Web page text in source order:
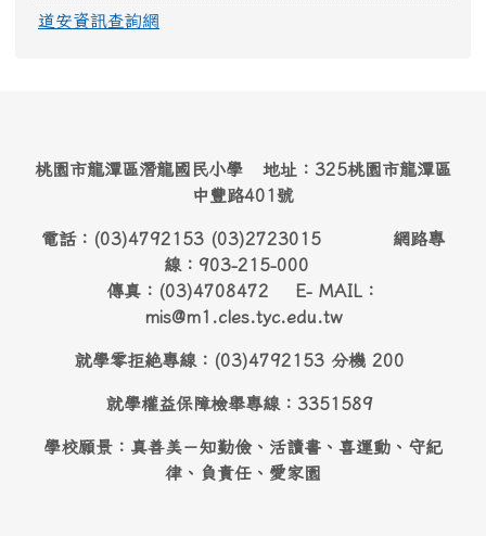
道安資訊查詢網
桃園市龍潭區潛龍國民小學 地址：325桃園市龍潭區
中豐路401號
電話：(03)4792153 (03)2723015 網路專
線：903-215-000
傳真：(03)4708472 E- MAIL：
mis@m1.cles.tyc.edu.tw
就學零拒絶專線：(03)4792153 分機 200
就學權益保障檢舉專線：3351589
學校願景：真善美－知勤儉、活讀書、喜運動、守紀
律、負責任、愛家園